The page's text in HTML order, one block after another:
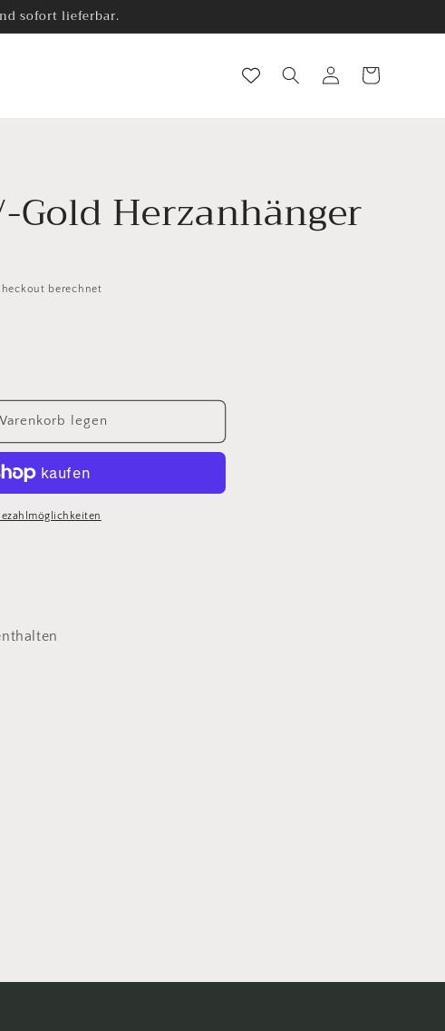
sofort lieferbar.
EinloggenWarenkorb
Gold Herzanhänger
berechnet
legen